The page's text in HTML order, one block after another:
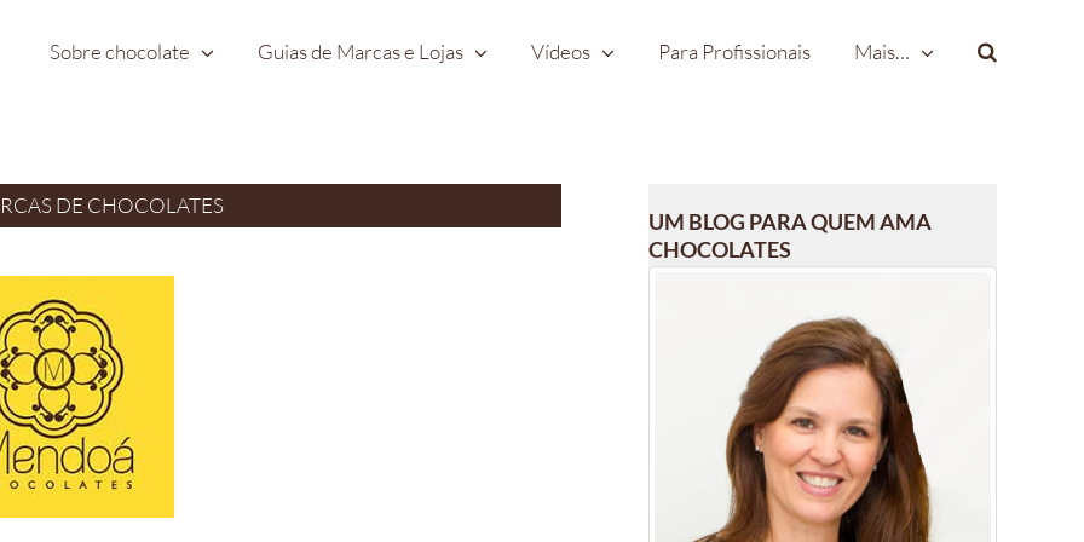
Sobre chocolate Guias de Marcas e Lojas Vídeos Para Profissionais Mais…
DE CHOCOLATES
UM BLOG PARA QUEM AMA
CHOCOLATES